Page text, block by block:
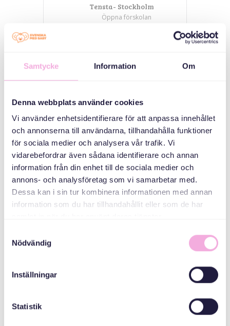
Samtycke Information Om
Denna webbplats använder cookies
Vi använder enhetsidentifierare för att anpassa innehållet
och annonserna till användarna, tillhandahålla funktioner
för sociala medier och analysera vår trafik. Vi
vidarebefordrar även sådana identifierare och annan
information från din enhet till de sociala medier och
annons- och analysföretag som vi samarbetar med.
Dessa kan i sin tur kombinera informationen med annan
information som du har tillhandahållit eller som de har
Nödvändig
Inställningar
Statistik
Tensta- Stockholm
Öppna förskolan
KATEGORIER
Föräldraträffar
möts
ARRANGÖR
bokningen@svenskamedbaby.se